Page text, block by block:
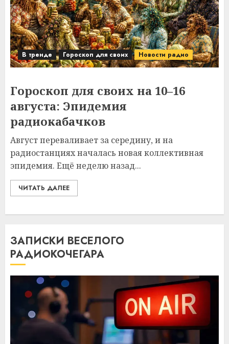
В тренде Гороскоп для своих Новости радио
Гороскоп для своих на 10–16
августа: Эпидемия
радиокабачков
Август переваливает за середину, и на
радиостанциях началась новая коллективная
эпидемия. Ещё неделю назад...
ЧИТАТЬ ДАЛЕЕ
ЗАПИСКИ ВЕСЕЛОГО
РАДИОКОЧЕГАРА